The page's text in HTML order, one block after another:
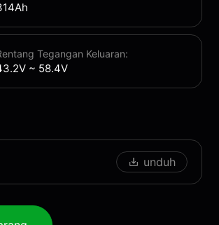
Tegangan Keluaran:
~ 58.4V
unduh